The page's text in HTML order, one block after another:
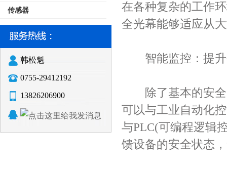
传感器
韩松魁
0755-29412192
13826206900
在各种复杂的工作
全光幕能够适应从
智能监控：提升
除了基本的安全
可以与工业自动化
与PLC(可编程逻辑
馈设备的安全状态